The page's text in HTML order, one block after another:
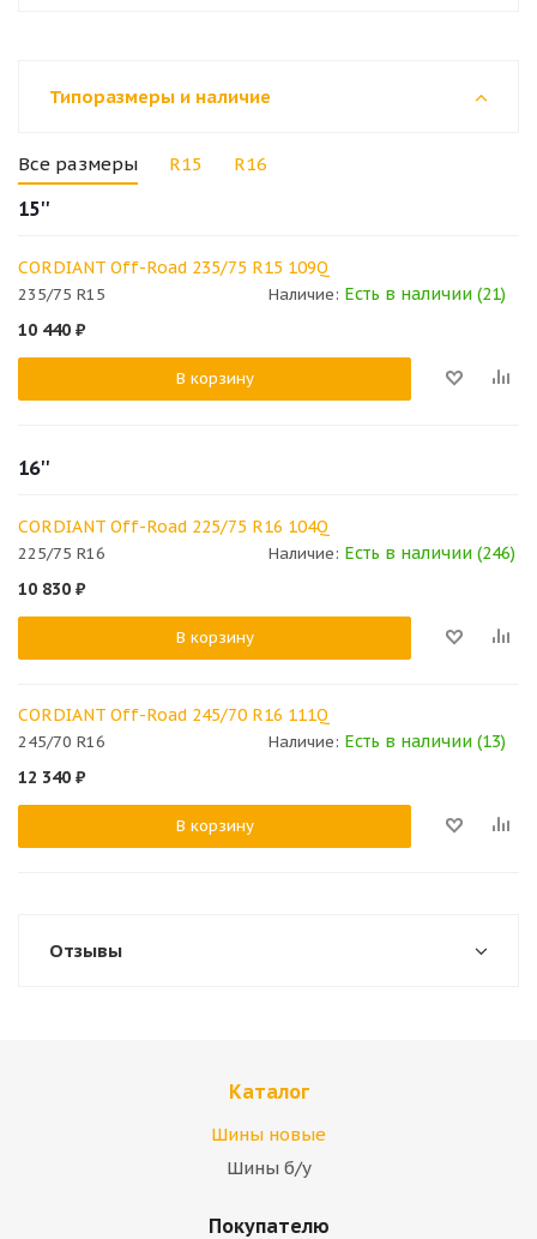
Типоразмеры и наличие
Все размеры R15 R16
15''
CORDIANT Off-Road 235/75 R15 109Q
235/75 R15 Наличие: Есть в наличии (21)
10 440 ₽
В корзину
16''
CORDIANT Off-Road 225/75 R16 104Q
225/75 R16 Наличие: Есть в наличии (246)
10 830 ₽
В корзину
CORDIANT Off-Road 245/70 R16 111Q
245/70 R16 Наличие: Есть в наличии (13)
12 340 ₽
В корзину
Отзывы
Каталог
Шины новые
Шины б/у
Покупателю